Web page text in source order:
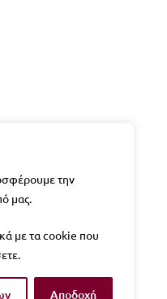
την
μας.
με τα cookie που
Αποδοχή